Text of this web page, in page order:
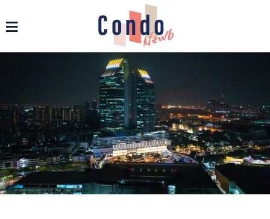
รวมข่าวสารคอนโด บ้าน และอสังหาฯ ทุกรูปแบบ - Condonewb
≡